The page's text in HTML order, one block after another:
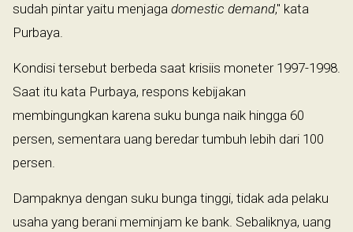
sudah pintar yaitu menjaga domestic demand," kata
Purbaya.
Kondisi tersebut berbeda saat krisiis moneter 1997-1998.
Saat itu kata Purbaya, respons kebijakan
membingungkan karena suku bunga naik hingga 60
persen, sementara uang beredar tumbuh lebih dari 100
persen.
Dampaknya dengan suku bunga tinggi, tidak ada pelaku
usaha yang berani meminjam ke bank. Sebaliknya, uang